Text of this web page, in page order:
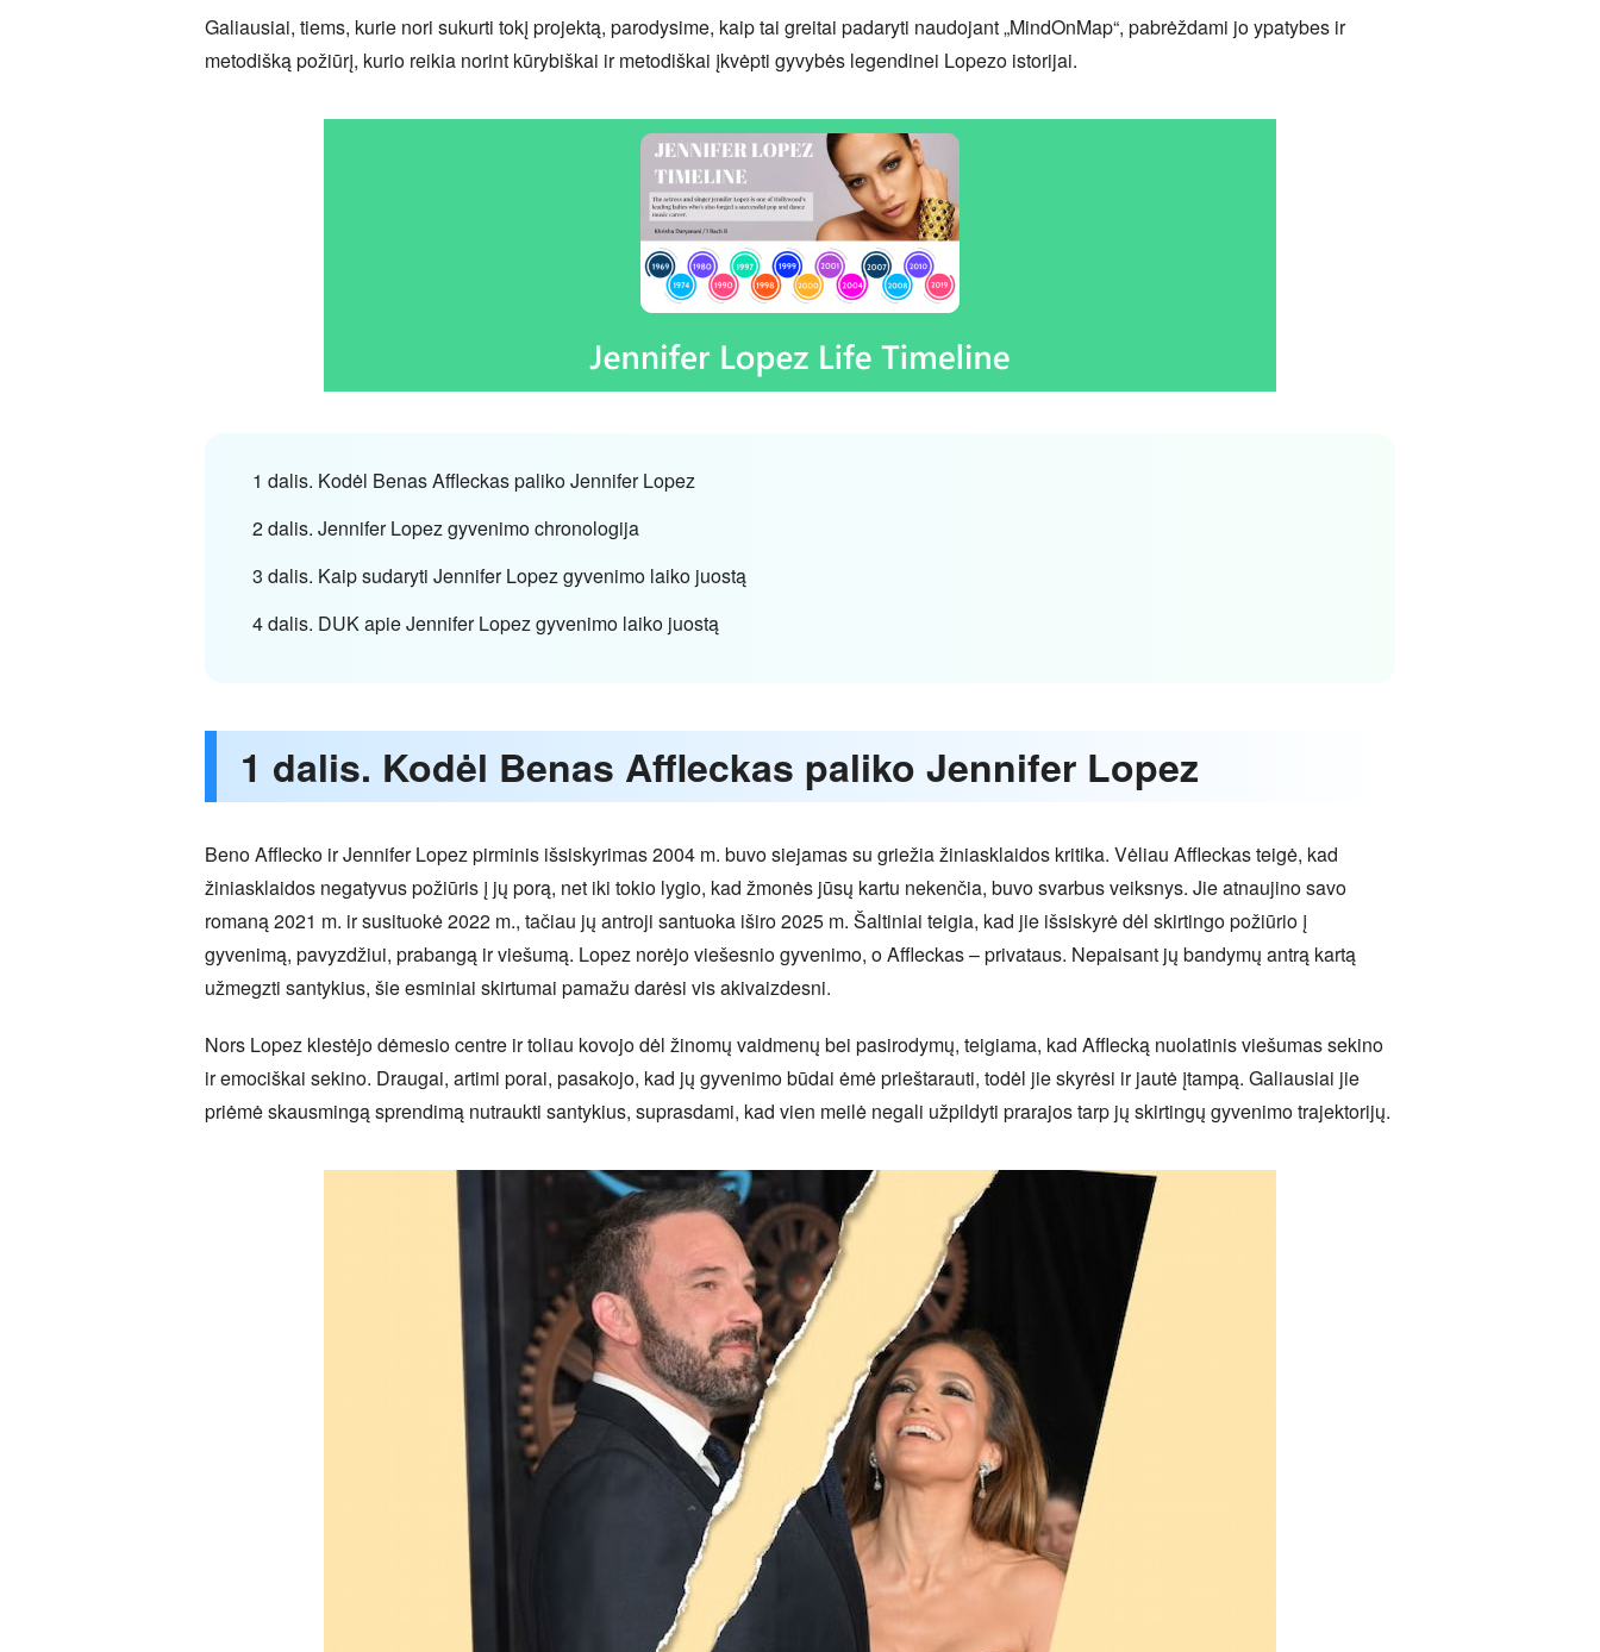
Galiausiai, tiems, kurie nori sukurti tokį projektą, parodysime, kaip tai greitai padaryti naudojant „MindOnMap“, pabrėždami jo ypatybes ir
metodišką požiūrį, kurio reikia norint kūrybiškai ir metodiškai įkvėpti gyvybės legendinei Lopezo istorijai.
1 dalis. Kodėl Benas Affleckas paliko Jennifer Lopez
2 dalis. Jennifer Lopez gyvenimo chronologija
3 dalis. Kaip sudaryti Jennifer Lopez gyvenimo laiko juostą
4 dalis. DUK apie Jennifer Lopez gyvenimo laiko juostą
1 dalis. Kodėl Benas Affleckas paliko Jennifer Lopez
Beno Afflecko ir Jennifer Lopez pirminis išsiskyrimas 2004 m. buvo siejamas su griežia žiniasklaidos kritika. Vėliau Affleckas teigė, kad
žiniasklaidos negatyvus požiūris į jų porą, net iki tokio lygio, kad žmonės jūsų kartu nekenčia, buvo svarbus veiksnys. Jie atnaujino savo
romaną 2021 m. ir susituokė 2022 m., tačiau jų antroji santuoka iširo 2025 m. Šaltiniai teigia, kad jie išsiskyrė dėl skirtingo požiūrio į
gyvenimą, pavyzdžiui, prabangą ir viešumą. Lopez norėjo viešesnio gyvenimo, o Affleckas – privataus. Nepaisant jų bandymų antrą kartą
užmegzti santykius, šie esminiai skirtumai pamažu darėsi vis akivaizdesni.
Nors Lopez klestėjo dėmesio centre ir toliau kovojo dėl žinomų vaidmenų bei pasirodymų, teigiama, kad Afflecką nuolatinis viešumas sekino
ir emociškai sekino. Draugai, artimi porai, pasakojo, kad jų gyvenimo būdai ėmė prieštarauti, todėl jie skyrėsi ir jautė įtampą. Galiausiai jie
priėmė skausmingą sprendimą nutraukti santykius, suprasdami, kad vien meilė negali užpildyti prarajos tarp jų skirtingų gyvenimo trajektorijų.